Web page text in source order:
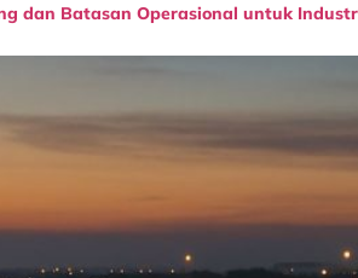
dan Batasan Operasional untuk